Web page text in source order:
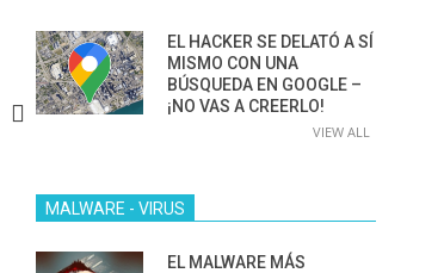
‘HACKEAR’ — EL INCREÍBLE
PODER DE LOS SIM BOXES”
13 TÉCNICAS
AGÉNTICA
EL HACKER SE DELATÓ A SÍ
MISMO CON UNA
BÚSQUEDA EN GOOGLE –
¡NO VAS A CREERLO!
VIEW ALL
MALWARE - VIRUS
EL MALWARE MÁS